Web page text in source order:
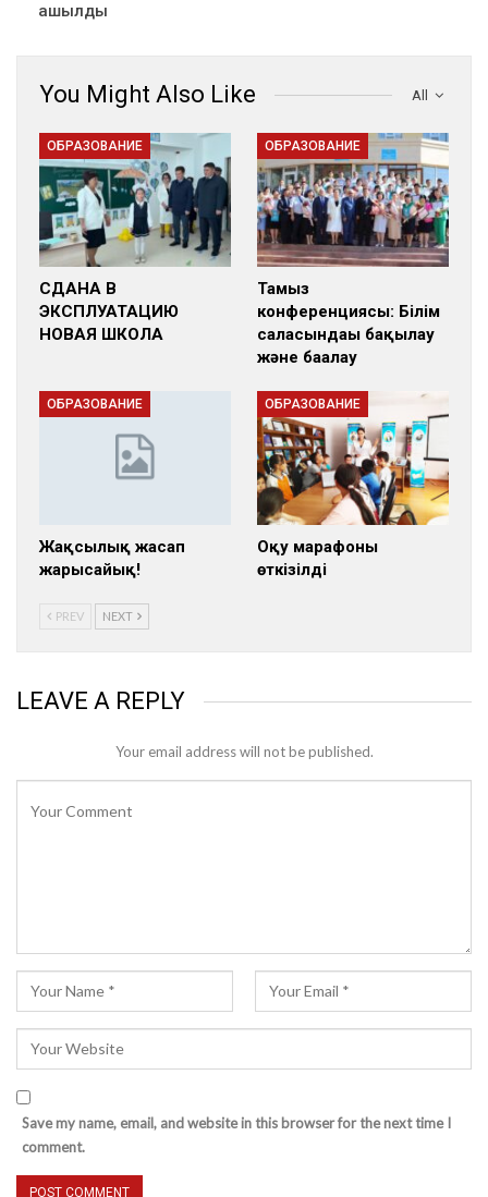
ашылды
All
You Might Also Like
ОБРАЗОВАНИЕ
СДАНА В
ЭКСПЛУАТАЦИЮ
НОВАЯ ШКОЛА
ОБРАЗОВАНИЕ
Тамыз
конференциясы: Білім
саласындағы бақылау
және бағалау
ОБРАЗОВАНИЕ
Жақсылық жасап
жарысайық!
ОБРАЗОВАНИЕ
Оқу марафоны
өткізілді
PREV NEXT
LEAVE A REPLY
Your email address will not be published.
Save my name, email, and website in this browser for the next time I
comment.